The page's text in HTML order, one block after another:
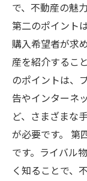
で、不動産の魅
第二のポイント
購入希望者が求
産を紹介するこ
のポイントは、
告やインターネ
ど、さまざまな
が必要です。 第
です。ライバル
く知ることで、